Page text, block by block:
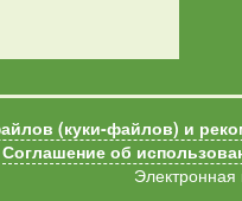
(куки-файлов) и
Соглашение об
Электронная